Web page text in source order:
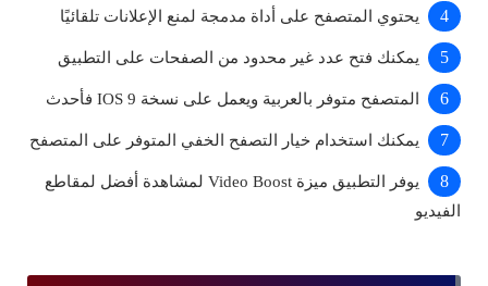
يحتوي المتصفح على أداة مدمجة لمنع الإعلانات تلقائيًا
يمكنك فتح عدد غير محدود من الصفحات على التطبيق
المتصفح متوفر بالعربية ويعمل على نسخة IOS 9 فأحدث
يمكنك استخدام خيار التصفح الخفي المتوفر على المتصفح
يوفر التطبيق ميزة Video Boost لمشاهدة أفضل لمقاطع
الفيديو